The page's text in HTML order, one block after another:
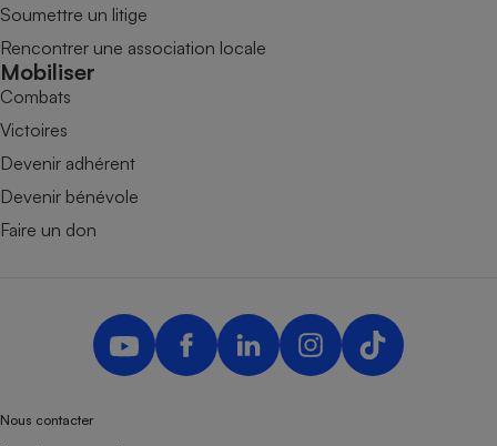
Soumettre un litige
Rencontrer une association locale
Mobiliser
Combats
Victoires
Devenir adhérent
Devenir bénévole
Faire un don
Nous contacter